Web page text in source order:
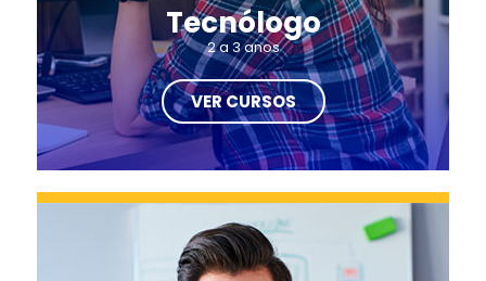
Tecnólogo
2 a 3 anos
VER CURSOS